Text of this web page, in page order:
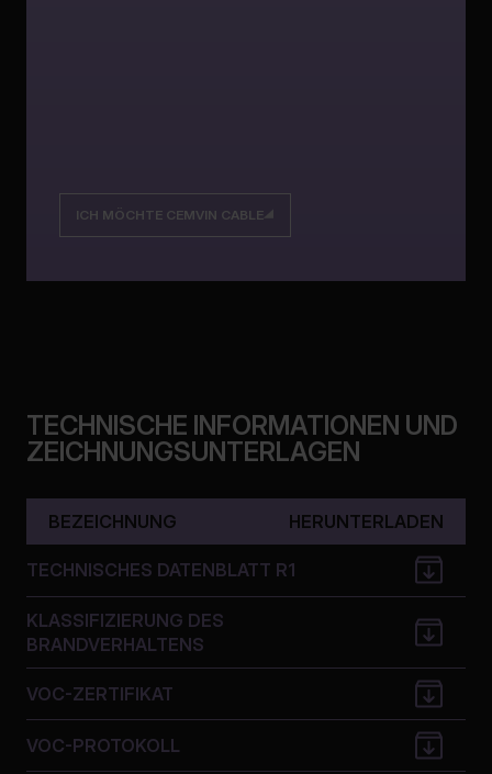
ICH MÖCHTE CEMVIN CABLE
TECHNISCHE INFORMATIONEN UND
ZEICHNUNGSUNTERLAGEN
BEZEICHNUNG HERUNTERLADEN
TECHNISCHES DATENBLATT R1
KLASSIFIZIERUNG DES
BRANDVERHALTENS
VOC-ZERTIFIKAT
VOC-PROTOKOLL